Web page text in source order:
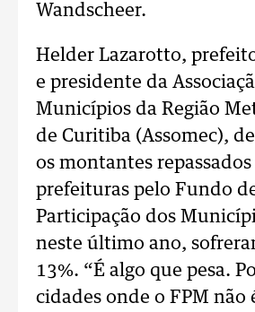
Wandscheer.
Helder Lazarotto,
e presidente da
Municípios da Região
de Curitiba (Assomec),
os montantes repassados
prefeituras pelo Fundo
Participação dos
neste último ano,
13%. “É algo que pesa.
cidades onde o FPM não